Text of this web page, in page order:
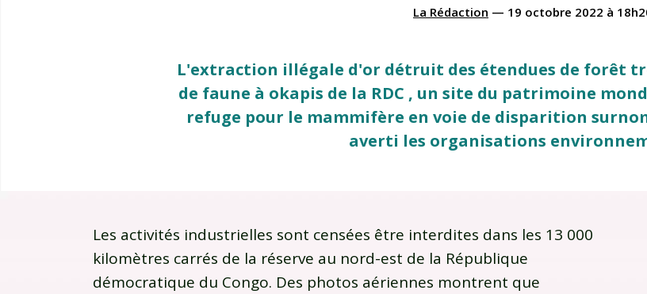
La Rédaction — 19 octobre 2022 à
L'extraction illégale d'or détruit des étendues de forêt
de faune à okapis de la RDC , un site du patrimoine
refuge pour le mammifère en voie de disparition
averti les organisations
Les activités industrielles sont censées être interdites dans les 13 000
kilomètres carrés de la réserve au nord-est de la République
démocratique du Congo. Des photos aériennes montrent que